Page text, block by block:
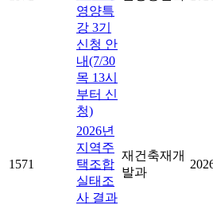
영양특
강 3기
신청 안
내(7/30
목 13시
부터 신
청)
1571
2026년
지역주
택조합
실태조
사 결과
재건축재개
발과